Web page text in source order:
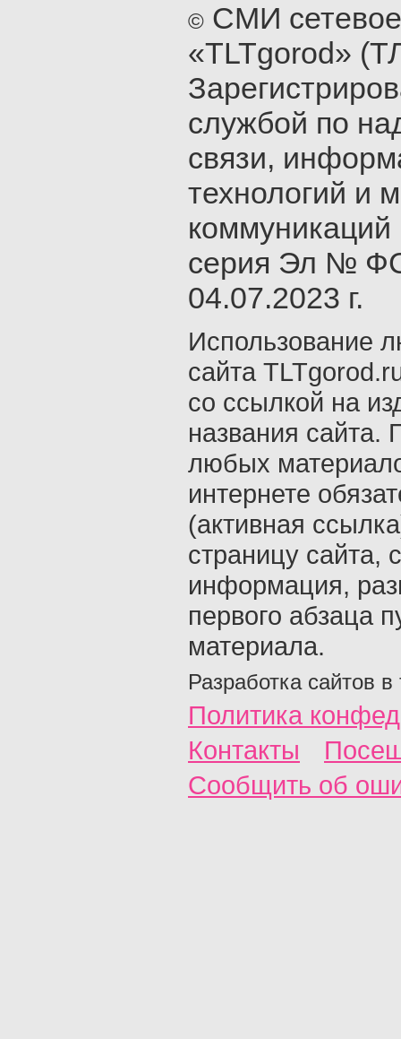
© СМИ
«TLTgorod»
службой по
связи,
технологий и
серия Эл №
04.07.2023 г.
Использование
сайта
со ссылкой на
названия сайта.
любых
интернете
(активная
страницу сайта,
информация,
первого абзаца
материала.
Разработка сайтов в
Политика
Контакты
Сообщить об